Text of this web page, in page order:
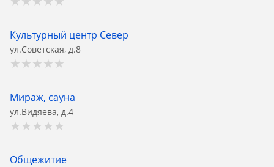
Культурный центр Север
ул.Советская, д.8
Мираж, сауна
ул.Видяева, д.4
Общежитие